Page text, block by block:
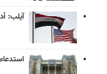
آيلب: